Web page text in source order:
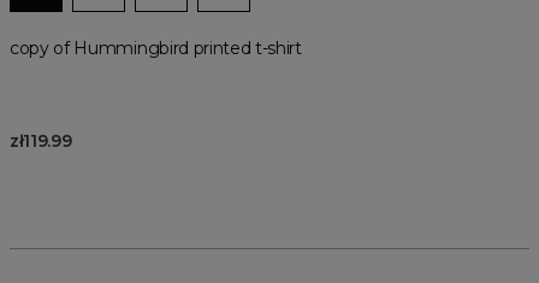
copy of Hummingbird printed t-shirt
zł119.99